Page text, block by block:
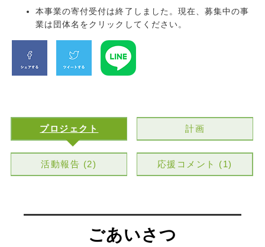
本事業の寄付受付は終了しました。現在、募集中の事
業は団体名をクリックしてください。
プロジェクト 計画
活動報告 (2) 応援コメント (1)
ごあいさつ